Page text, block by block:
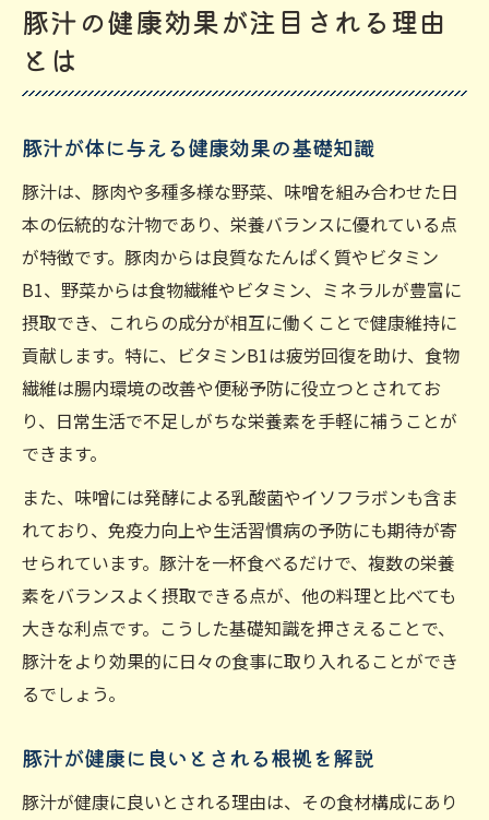
毎日豚汁を食べる健康的なメリット
ト
豚汁を続けることで得られる体調変化
豚汁の健康維持効果を実感する工夫
健康維持に役立つ豚汁の栄養バランス
豚汁の栄養バランスが健康維持に最適な理
由
豚汁に含まれるビタミンとたんぱく質の特
徴
豚汁の食物繊維がもたらす健康効果
豚汁完全栄養食の実現に必要な工夫
豚汁で得られるビタミンと食物繊維の働き
豚汁のビタミンB群が疲労回復をサポート
野菜たっぷり豚汁の食物繊維で腸活効果を
実感
豚汁に含まれる栄養素の吸収を促す工夫
豚汁健康効果を高める具材選びのポイント
糖尿病予防にも豚汁が選ばれるわけ
豚汁の健康効果が注目される理由
とは
豚汁が体に与える健康効果の基礎知識
豚汁は、豚肉や多種多様な野菜、味噌を組み合わせた日
本の伝統的な汁物であり、栄養バランスに優れている点
が特徴です。豚肉からは良質なたんぱく質やビタミン
B1、野菜からは食物繊維やビタミン、ミネラルが豊富に
摂取でき、これらの成分が相互に働くことで健康維持に
貢献します。特に、ビタミンB1は疲労回復を助け、食物
繊維は腸内環境の改善や便秘予防に役立つとされてお
り、日常生活で不足しがちな栄養素を手軽に補うことが
できます。
また、味噌には発酵による乳酸菌やイソフラボンも含ま
れており、免疫力向上や生活習慣病の予防にも期待が寄
せられています。豚汁を一杯食べるだけで、複数の栄養
素をバランスよく摂取できる点が、他の料理と比べても
大きな利点です。こうした基礎知識を押さえることで、
豚汁をより効果的に日々の食事に取り入れることができ
るでしょう。
豚汁が健康に良いとされる根拠を解説
豚汁が健康に良いとされる理由は、その食材構成にあり